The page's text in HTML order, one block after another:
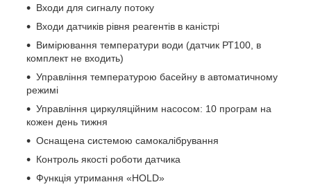
Входи для сигналу потоку
Входи датчиків рівня реагентів в каністрі
Вимірювання температури води (датчик РТ100, в
комплект не входить)
Управління температурою басейну в автоматичному
режимі
Управління циркуляційним насосом: 10 програм на
кожен день тижня
Оснащена системою самокалібрування
Контроль якості роботи датчика
Функція утримання «HOLD»